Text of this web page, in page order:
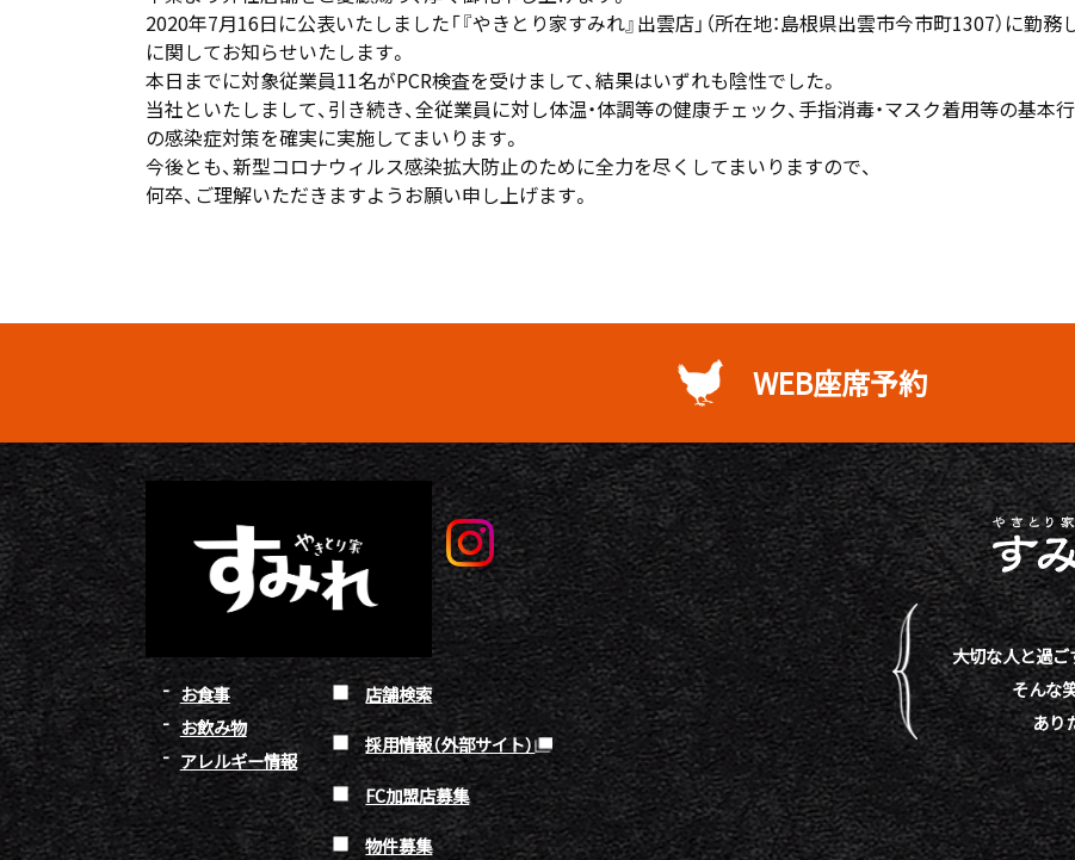
2020年7月16日に公表いたしました「『やきとり家すみれ』出雲店」（所在地：島根県出雲市今市町1307）に勤
に関してお知らせいたします。
本日までに対象従業員11名がPCR検査を受けまして、結果はいずれも陰性でした。
当社といたしまして、引き続き、全従業員に対し体温・体調等の健康チェック、手指消毒・マスク着用等の基
の感染症対策を確実に実施してまいります。
今後とも、新型コロナウィルス感染拡大防止のために全力を尽くしてまいりますので、
何卒、ご理解いただきますようお願い申し上げます。
WEB座席予約
お食事
お飲み物
アレルギー情報
店舗検索
採用情報（外部サイト）
FC加盟店募集
物件募集
大切な人と過ご
そんな
あり